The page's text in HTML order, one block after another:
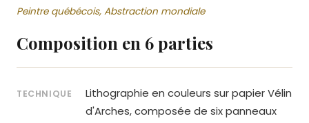
Peintre québécois, Abstraction mondiale
Composition en 6 parties
TECHNIQUE
Lithographie en couleurs sur papier Vélin
d'Arches, composée de six panneaux